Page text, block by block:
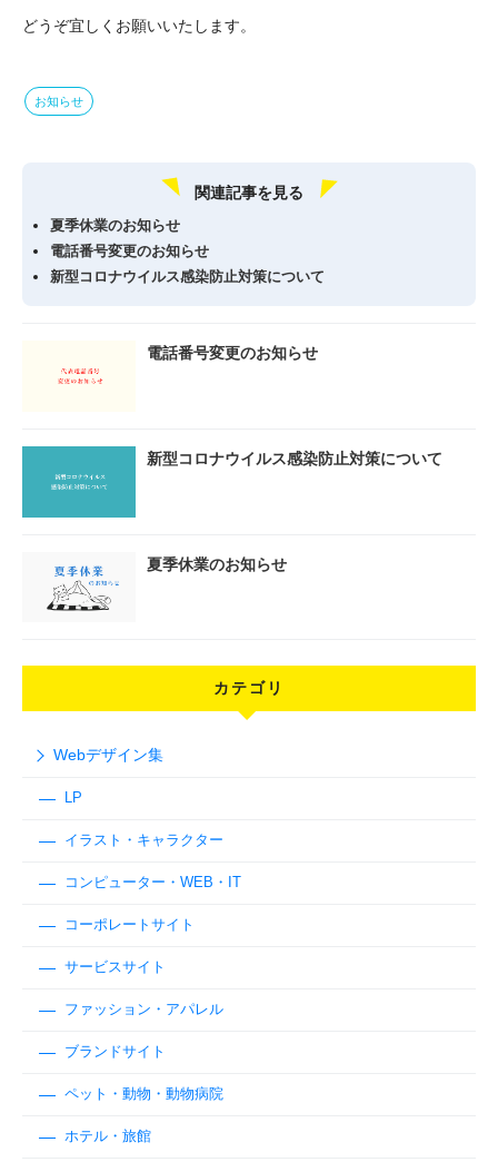
どうぞ宜しくお願いいたします。
お知らせ
関連記事を見る
夏季休業のお知らせ
電話番号変更のお知らせ
新型コロナウイルス感染防止対策について
電話番号変更のお知らせ
新型コロナウイルス感染防止対策について
夏季休業のお知らせ
カテゴリ
Webデザイン集
LP
イラスト・キャラクター
コンピューター・WEB・IT
コーポレートサイト
サービスサイト
ファッション・アパレル
ブランドサイト
ペット・動物・動物病院
ホテル・旅館